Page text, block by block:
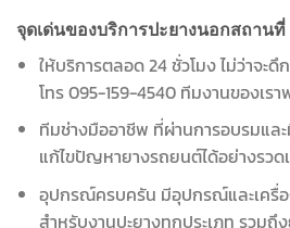
จุดเด่นของบริการปะยางนอกสถาน
ให้บริการตลอด 24 ชั่วโมง ไม่ว่าจะ
โทร 095-159-4540 ทีมงานของเร
ทีมช่างมืออาชีพ ที่ผ่านการอบรมแล
แก้ไขปัญหายางรถยนต์ได้อย่างรว
อุปกรณ์ครบครัน มีอุปกรณ์และเครื่
สำหรับงานปะยางทุกประเภท รวม